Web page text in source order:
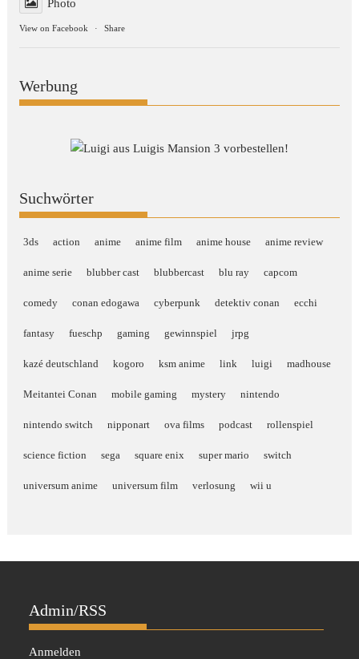
Photo
View on Facebook · Share
Werbung
Suchwörter
3ds action anime anime film anime house anime review
anime serie blubber cast blubbercast blu ray capcom
comedy conan edogawa cyberpunk detektiv conan ecchi
fantasy fueschp gaming gewinnspiel jrpg
kazé deutschland kogoro ksm anime link luigi madhouse
Meitantei Conan mobile gaming mystery nintendo
nintendo switch nipponart ova films podcast rollenspiel
science fiction sega square enix super mario switch
universum anime universum film verlosung wii u
Admin/RSS
Anmelden